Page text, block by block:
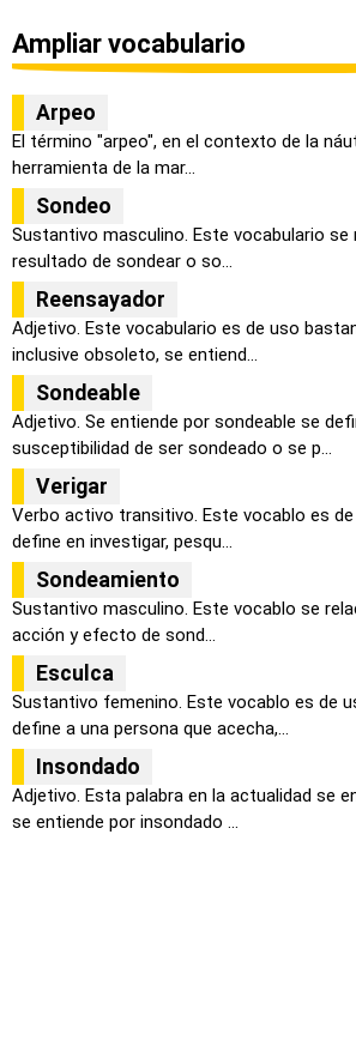
Ampliar vocabulario
Arpeo
El término "arpeo", en el contexto de la
herramienta de la mar...
Sondeo
Sustantivo masculino. Este vocabulario se
resultado de sondear o so...
Reensayador
Adjetivo. Este vocabulario es de uso
inclusive obsoleto, se entiend...
Sondeable
Adjetivo. Se entiende por sondeable se
susceptibilidad de ser sondeado o se p...
Verigar
Verbo activo transitivo. Este vocablo es
define en investigar, pesqu...
Sondeamiento
Sustantivo masculino. Este vocablo se
acción y efecto de sond...
Esculca
Sustantivo femenino. Este vocablo es de
define a una persona que acecha,...
Insondado
Adjetivo. Esta palabra en la actualidad se
se entiende por insondado ...